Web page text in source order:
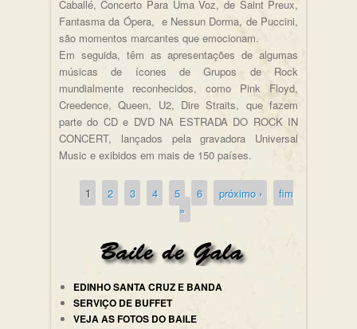
Caballé, Concerto Para Uma Voz, de Saint Preux,
Fantasma da Ópera, e Nessun Dorma, de Puccini,
são momentos marcantes que emocionam.
Em seguida, têm as apresentações de algumas
músicas de ícones de Grupos de Rock
mundialmente reconhecidos, como Pink Floyd,
Creedence, Queen, U2, Dire Straits, que fazem
parte do CD e DVD NA ESTRADA DO ROCK IN
CONCERT, lançados pela gravadora Universal
Music e exibidos em mais de 150 países.
Páginas
1 2 3 4 5 6 próximo ›
fim
»
EDINHO SANTA CRUZ E BANDA
SERVIÇO DE BUFFET
VEJA AS FOTOS DO BAILE